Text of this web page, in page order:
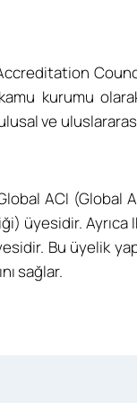
kurumu
ve
ACI
üyesidir.
Bu üyelik
sağlar.